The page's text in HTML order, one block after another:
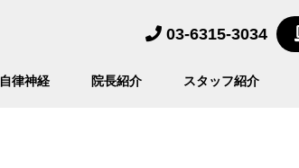
03-6315-3034
自律神経 院長紹介 スタッフ紹介